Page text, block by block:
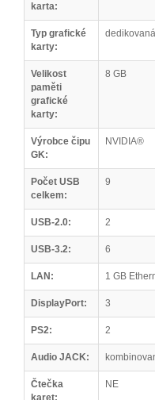
karta:
Typ grafické
karty:
dedikovaná
Velikost
paměti
grafické
karty:
8 GB
Výrobce čipu
GK:
NVIDIA®
Počet USB
celkem:
9
USB-2.0: 2
USB-3.2: 6
LAN: 1 GB
DisplayPort: 3
PS2: 2
Audio JACK:
Čtečka
karet:
NE